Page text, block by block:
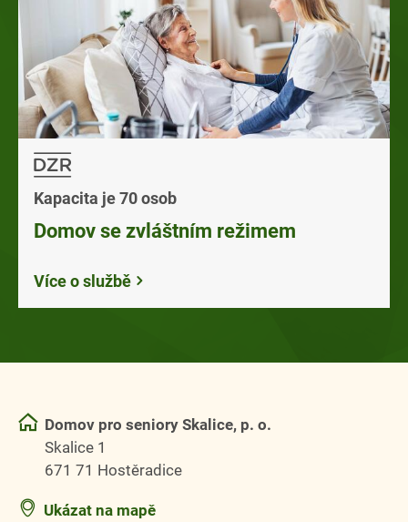
Kapacita je 70 osob
Domov se zvláštním režimem
Více o službě
Domov pro seniory Skalice, p. o.
Skalice 1
671 71 Hostěradice
Ukázat na mapě